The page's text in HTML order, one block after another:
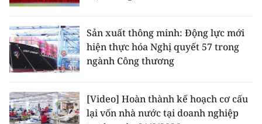
Sản xuất thông minh: Động lực mới
hiện thực hóa Nghị quyết 57 trong
ngành Công thương
[Video] Hoàn thành kế hoạch cơ cấu
lại vốn nhà nước tại doanh nghiệp